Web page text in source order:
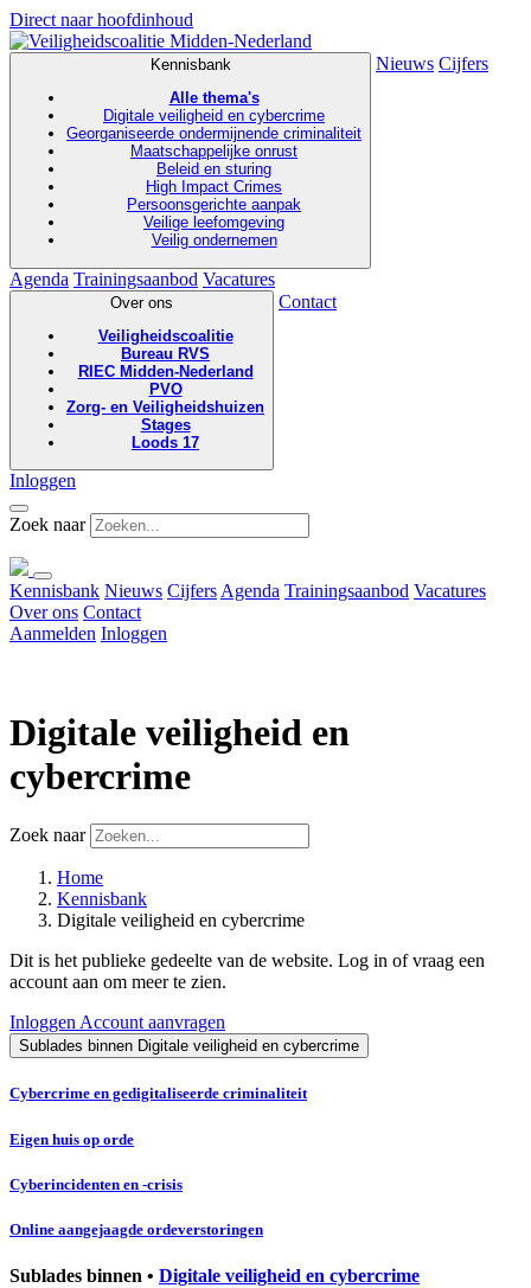
Direct naar hoofdinhoud
Kennisbank
Alle thema's
Digitale veiligheid en cybercrime
Georganiseerde ondermijnende criminaliteit
Maatschappelijke onrust
Beleid en sturing
High Impact Crimes
Persoonsgerichte aanpak
Veilige leefomgeving
Veilig ondernemen
Nieuws Cijfers
Agenda Trainingsaanbod Vacatures
Over ons
Veiligheidscoalitie
Bureau RVS
RIEC Midden-Nederland
PVO
Zorg- en Veiligheidshuizen
Stages
Loods 17
Contact
Inloggen
Zoek naar
Kennisbank Nieuws Cijfers Agenda Trainingsaanbod Vacatures
Over ons Contact
Aanmelden Inloggen
Digitale veiligheid en
cybercrime
Zoek naar
Home
Kennisbank
Digitale veiligheid en cybercrime
Dit is het publieke gedeelte van de website. Log in of vraag een
account aan om meer te zien.
Inloggen Account aanvragen
Sublades binnen Digitale veiligheid en cybercrime
Cybercrime en gedigitaliseerde criminaliteit
Eigen huis op orde
Cyberincidenten en -crisis
Online aangejaagde ordeverstoringen
Sublades binnen • Digitale veiligheid en cybercrime